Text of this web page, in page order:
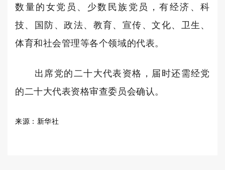
数量的女党员、少数民族党员，有经济、科
技、国防、政法、教育、宣传、文化、卫生、
体育和社会管理等各个领域的代表。
出席党的二十大代表资格，届时还需经党
的二十大代表资格审查委员会确认。
来源：新华社